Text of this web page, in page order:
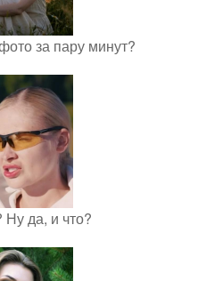
за пару минут?
да, и что?